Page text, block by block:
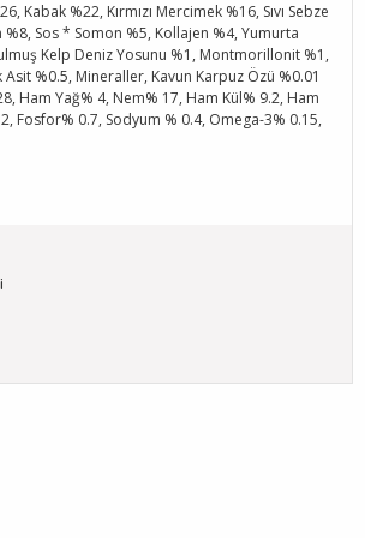
Kabak %22, Kırmızı Mercimek %16, Sıvı Sebze
%8, Sos * Somon %5, Kollajen %4, Yumurta
Kelp Deniz Yosunu %1, Montmorillonit %1,
Asit %0.5, Mineraller, Kavun Karpuz Özü %0.01
Ham Yağ% 4, Nem% 17, Ham Kül% 9.2, Ham
Fosfor% 0.7, Sodyum % 0.4, Omega-3% 0.15,